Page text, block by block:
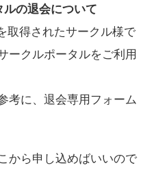
の退会について
取得されたサークル様で
ークルポータルをご利用
考に、退会専用フォーム
から申し込めばいいので